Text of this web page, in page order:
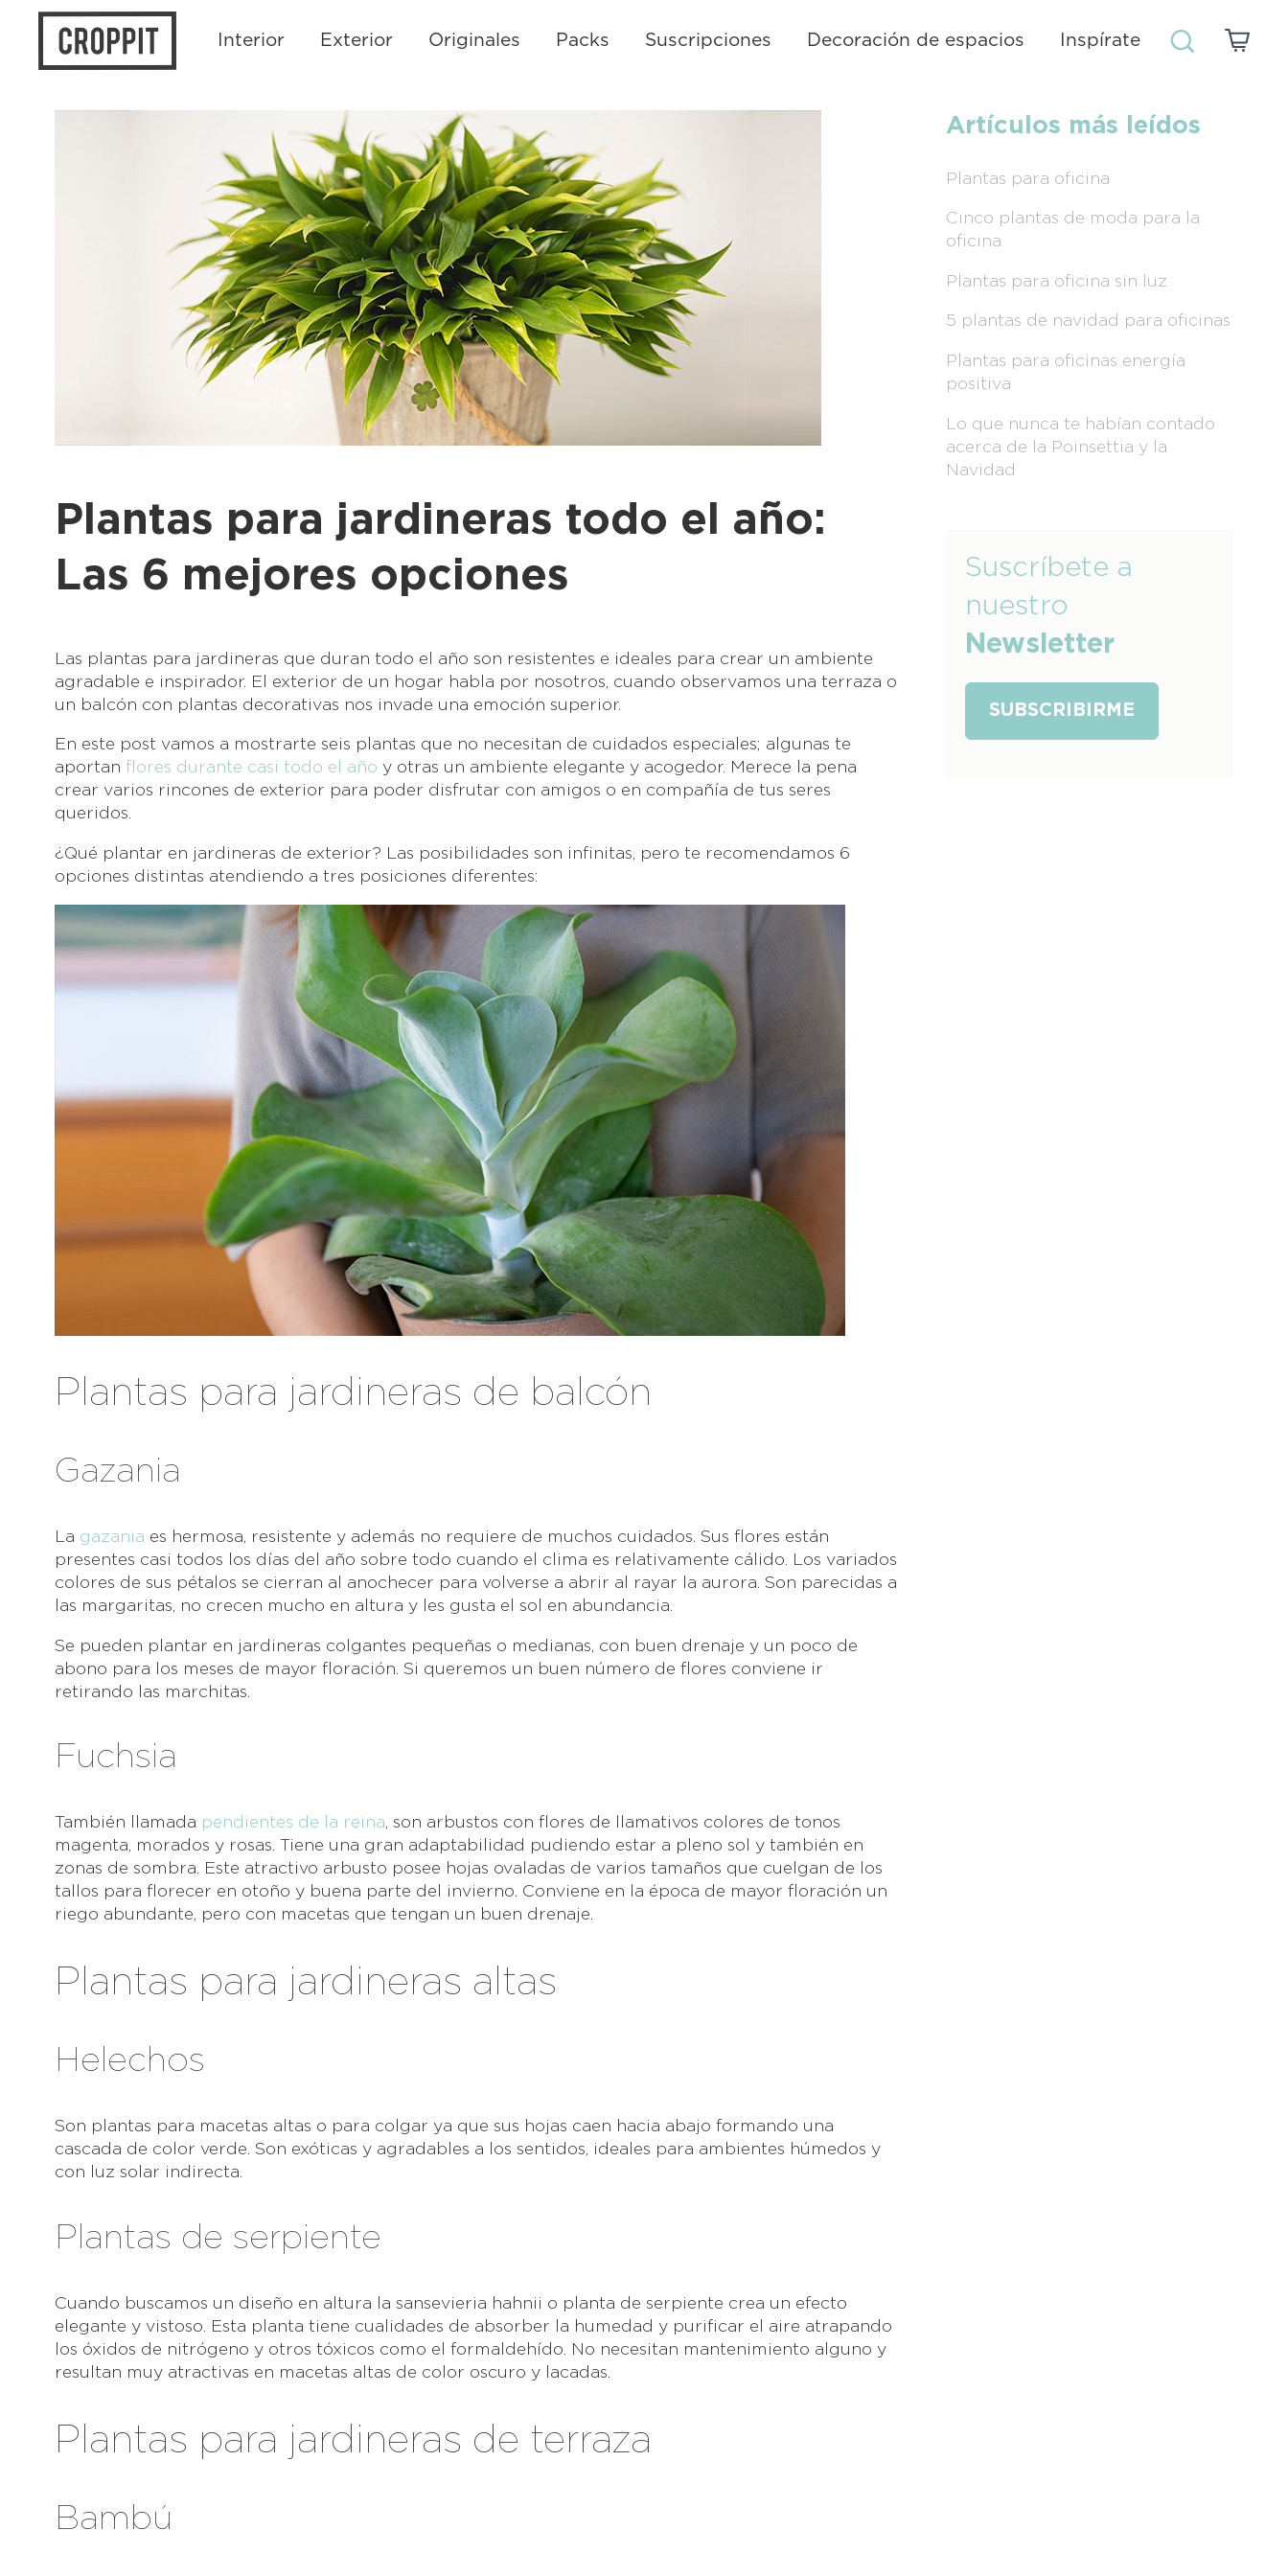
Interior Exterior Originales Packs Suscripciones Decoración de espacios Inspírate
Plantas para jardineras todo el año:
Las 6 mejores opciones
Las plantas para jardineras que duran todo el año son resistentes e ideales para crear un ambiente
agradable e inspirador. El exterior de un hogar habla por nosotros, cuando observamos una terraza o
un balcón con plantas decorativas nos invade una emoción superior.
En este post vamos a mostrarte seis plantas que no necesitan de cuidados especiales; algunas te
aportan flores durante casi todo el año y otras un ambiente elegante y acogedor. Merece la pena
crear varios rincones de exterior para poder disfrutar con amigos o en compañía de tus seres
queridos.
¿Qué plantar en jardineras de exterior? Las posibilidades son infinitas, pero te recomendamos 6
opciones distintas atendiendo a tres posiciones diferentes:
Plantas para jardineras de balcón
Gazania
La gazania es hermosa, resistente y además no requiere de muchos cuidados. Sus flores están
presentes casi todos los días del año sobre todo cuando el clima es relativamente cálido. Los variados
colores de sus pétalos se cierran al anochecer para volverse a abrir al rayar la aurora. Son parecidas a
las margaritas, no crecen mucho en altura y les gusta el sol en abundancia.
Se pueden plantar en jardineras colgantes pequeñas o medianas, con buen drenaje y un poco de
abono para los meses de mayor floración. Si queremos un buen número de flores conviene ir
retirando las marchitas.
Fuchsia
También llamada pendientes de la reina, son arbustos con flores de llamativos colores de tonos
magenta, morados y rosas. Tiene una gran adaptabilidad pudiendo estar a pleno sol y también en
zonas de sombra. Este atractivo arbusto posee hojas ovaladas de varios tamaños que cuelgan de los
tallos para florecer en otoño y buena parte del invierno. Conviene en la época de mayor floración un
riego abundante, pero con macetas que tengan un buen drenaje.
Plantas para jardineras altas
Helechos
Son plantas para macetas altas o para colgar ya que sus hojas caen hacia abajo formando una
cascada de color verde. Son exóticas y agradables a los sentidos, ideales para ambientes húmedos y
con luz solar indirecta.
Plantas de serpiente
Cuando buscamos un diseño en altura la sansevieria hahnii o planta de serpiente crea un efecto
elegante y vistoso. Esta planta tiene cualidades de absorber la humedad y purificar el aire atrapando
los óxidos de nitrógeno y otros tóxicos como el formaldehído. No necesitan mantenimiento alguno y
resultan muy atractivas en macetas altas de color oscuro y lacadas.
Plantas para jardineras de terraza
Bambú
Artículos más leídos
Plantas para oficina
Cinco plantas de moda para la
oficina
Plantas para oficina sin luz
5 plantas de navidad para oficinas
Plantas para oficinas energía
positiva
Lo que nunca te habían contado
acerca de la Poinsettia y la
Navidad
Suscríbete a
nuestro
Newsletter
SUBSCRIBIRME